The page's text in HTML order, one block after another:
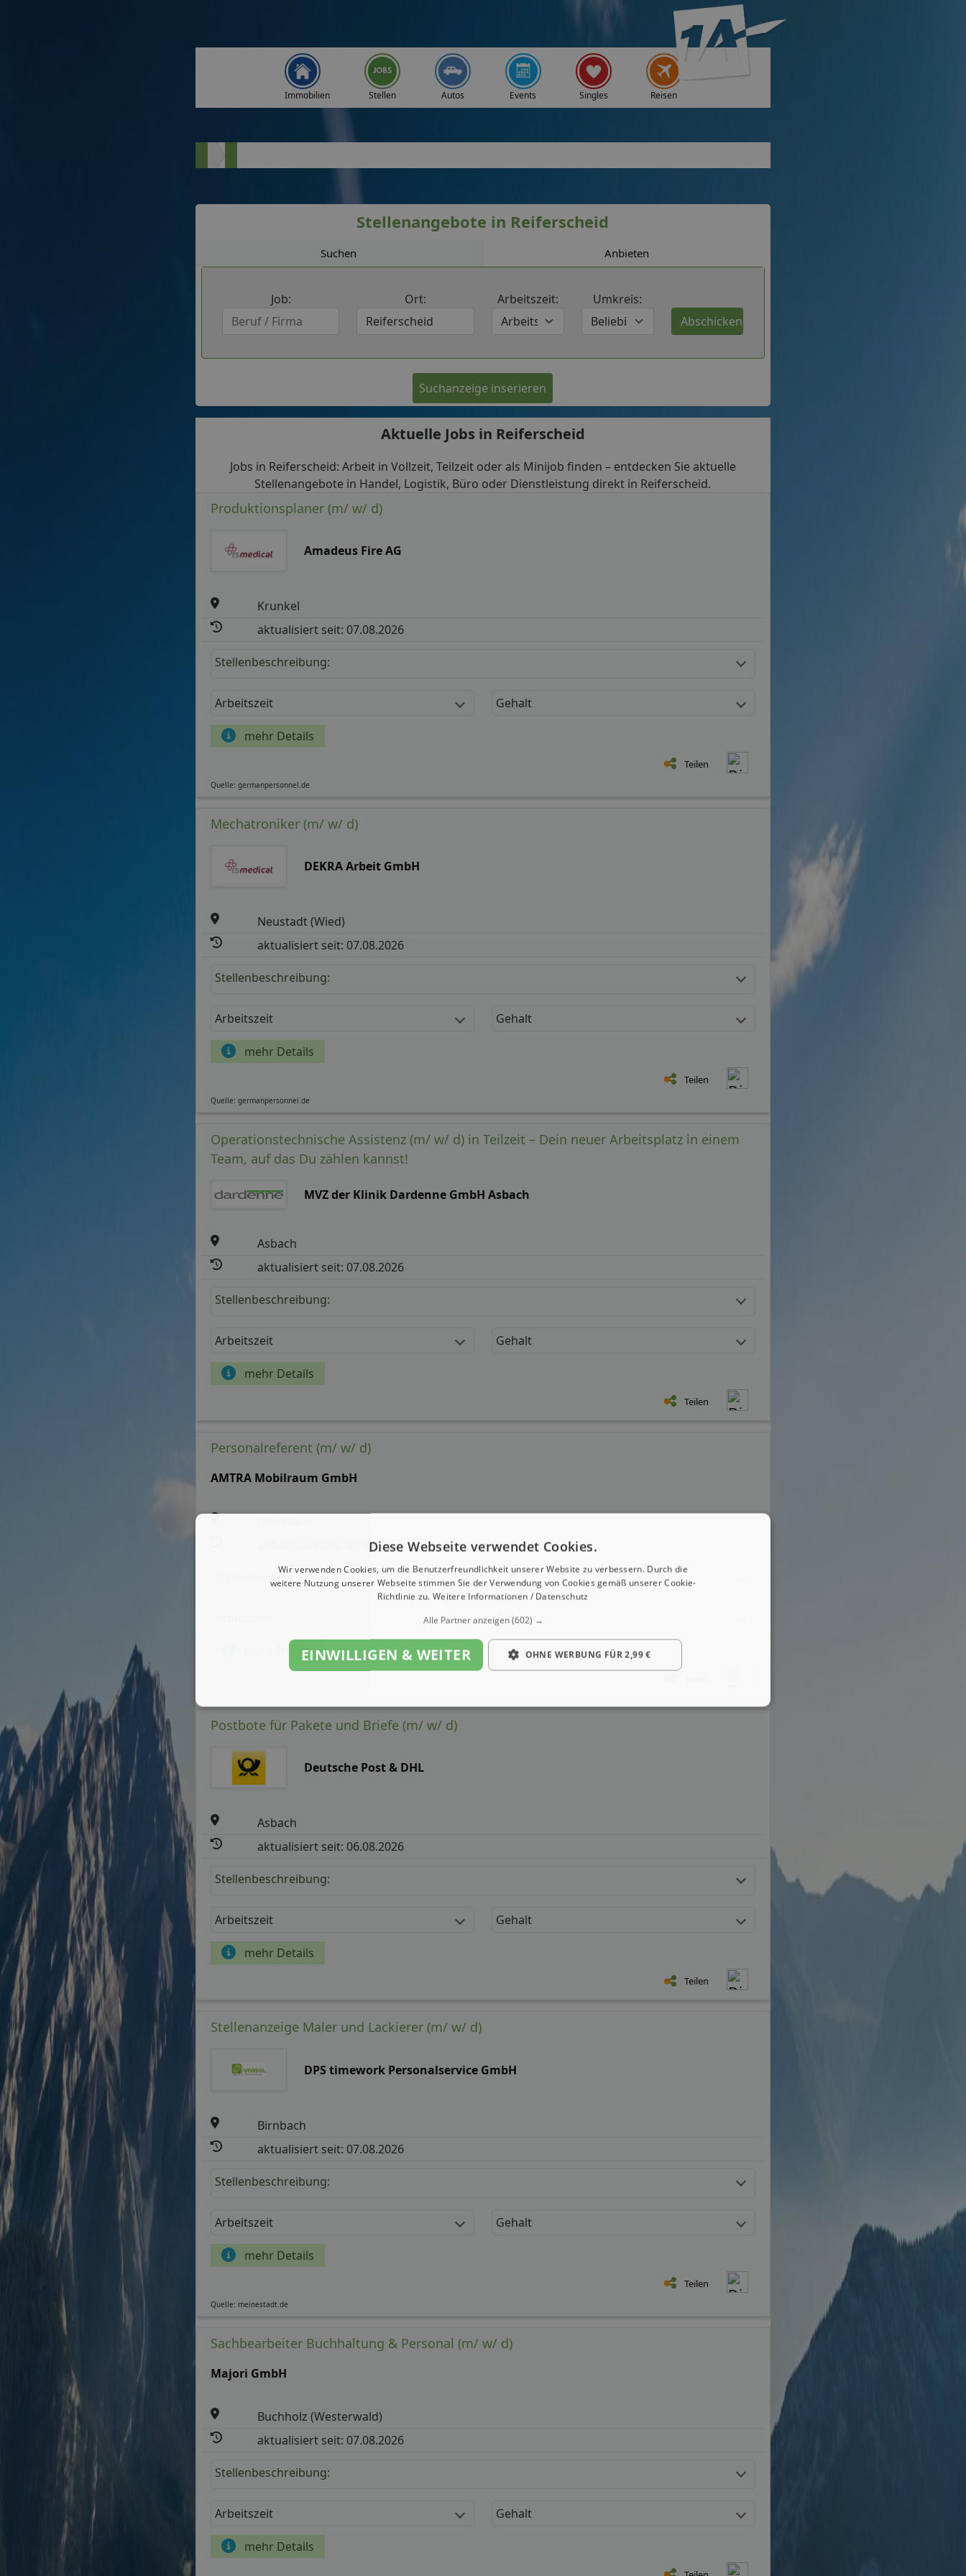
Immobilien Stellen Autos Events Singles Reisen
Stellenangebote in Reiferscheid
Suchen Anbieten
Job: Ort: Arbeitszeit: Umkreis:
Suchanzeige inserieren
Aktuelle Jobs in Reiferscheid
Jobs in Reiferscheid: Arbeit in Vollzeit, Teilzeit oder als Minijob finden – entdecken Sie aktuelle
Stellenangebote in Handel, Logistik, Büro oder Dienstleistung direkt in Reiferscheid.
Produktionsplaner (m/ w/ d)
Amadeus Fire AG
Krunkel
aktualisiert seit: 07.08.2026
Stellenbeschreibung:
Arbeitszeit Gehalt
mehr Details
Teilen
Quelle: germanpersonnel.de
Mechatroniker (m/ w/ d)
DEKRA Arbeit GmbH
Neustadt (Wied)
aktualisiert seit: 07.08.2026
Stellenbeschreibung:
Arbeitszeit Gehalt
mehr Details
Teilen
Quelle: germanpersonnel.de
Operationstechnische Assistenz (m/ w/ d) in Teilzeit – Dein neuer Arbeitsplatz in einem
Team, auf das Du zählen kannst!
MVZ der Klinik Dardenne GmbH Asbach
Asbach
aktualisiert seit: 07.08.2026
Stellenbeschreibung:
Arbeitszeit Gehalt
mehr Details
Teilen
Personalreferent (m/ w/ d)
AMTRA Mobilraum GmbH
aktualisiert seit: 07.08.2026
Stellenbeschreibung:
Gehalt
mehr Details
Postbote für Pakete und Briefe (m/ w/ d)
Deutsche Post & DHL
Asbach
aktualisiert seit: 06.08.2026
Stellenbeschreibung:
Arbeitszeit Gehalt
mehr Details
Teilen
Stellenanzeige Maler und Lackierer (m/ w/ d)
DPS timework Personalservice GmbH
Birnbach
aktualisiert seit: 07.08.2026
Stellenbeschreibung:
Arbeitszeit Gehalt
mehr Details
Teilen
Quelle: meinestadt.de
Sachbearbeiter Buchhaltung & Personal (m/ w/ d)
Majori GmbH
Buchholz (Westerwald)
aktualisiert seit: 07.08.2026
Stellenbeschreibung:
Arbeitszeit Gehalt
mehr Details
Diese Webseite verwendet Cookies.
Wir verwenden Cookies, um die Benutzerfreundlichkeit unserer Website zu verbessern. Durch die
weitere Nutzung unserer Webseite stimmen Sie der Verwendung von Cookies gemäß unserer Cookie-
Richtlinie zu. Weitere Informationen / Datenschutz
Alle Partner anzeigen(602) →
EINWILLIGEN & WEITER OHNE WERBUNG FÜR 2,99 €